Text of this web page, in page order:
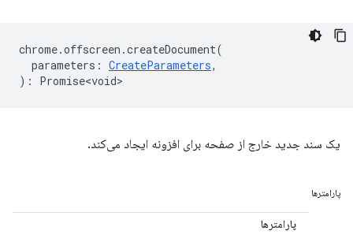
chrome.offscreen .createDocument(
parameters : CreateParameters,
) : Promise<void>
یک سند جدید خارج از صفحه برای افزونه ایجاد می‌کند.
پارامترها
پارامترها